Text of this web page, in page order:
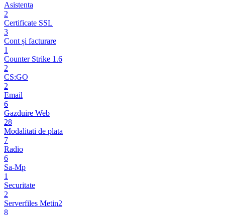
Asistenta
2
Certificate SSL
3
Cont și facturare
1
Counter Strike 1.6
2
CS:GO
2
Email
6
Gazduire Web
28
Modalitati de plata
7
Radio
6
Sa-Mp
1
Securitate
2
Serverfiles Metin2
8